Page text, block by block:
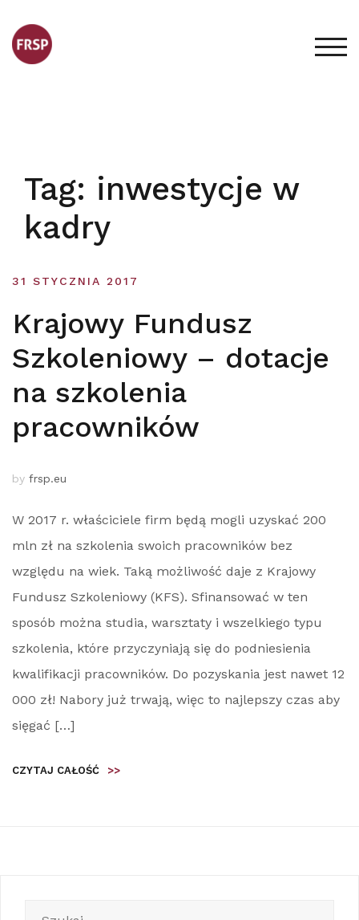
content
Tag: inwestycje w
kadry
31 STYCZNIA 2017
Krajowy Fundusz
Szkoleniowy – dotacje
na szkolenia
pracowników
by frsp.eu
W 2017 r. właściciele firm będą mogli uzyskać 200
mln zł na szkolenia swoich pracowników bez
względu na wiek. Taką możliwość daje z Krajowy
Fundusz Szkoleniowy (KFS). Sfinansować w ten
sposób można studia, warsztaty i wszelkiego typu
szkolenia, które przyczyniają się do podniesienia
kwalifikacji pracowników. Do pozyskania jest nawet 12
000 zł! Nabory już trwają, więc to najlepszy czas aby
sięgać […]
CZYTAJ CAŁOŚĆ >>